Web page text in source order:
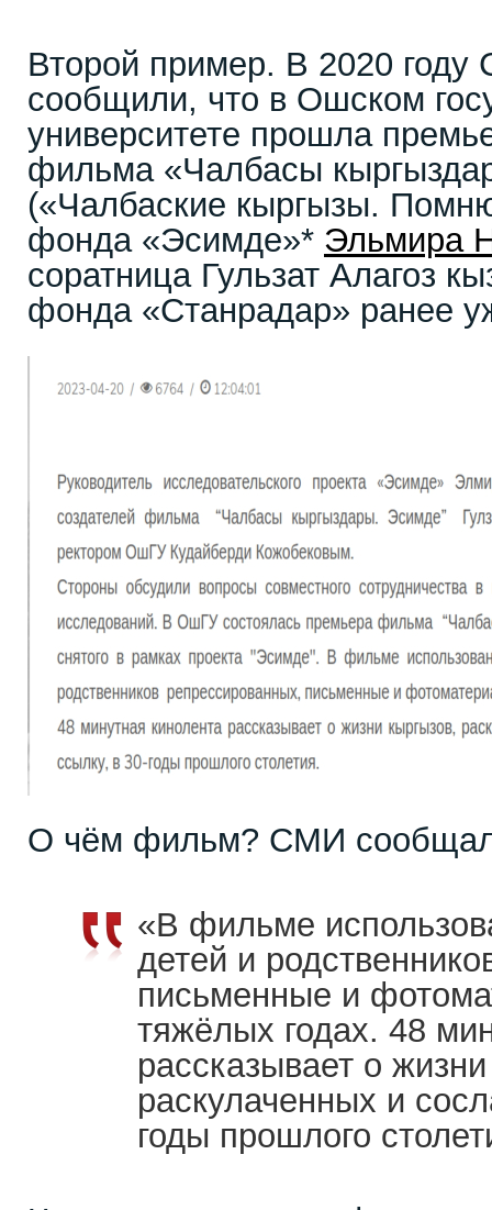
Второй пример. В 2020
сообщили, что в Ошском
университете прошла
фильма «Чалбасы
(«Чалбаские кыргызы.
фонда «Эсимде»* Эльмира
соратница Гульзат Алагоз
фонда «Станрадар» ранее
О чём фильм? СМИ
«В фильме
детей и
письменные и
тяжёлых годах. 48
рассказывает о
раскулаченных и
годы прошлого